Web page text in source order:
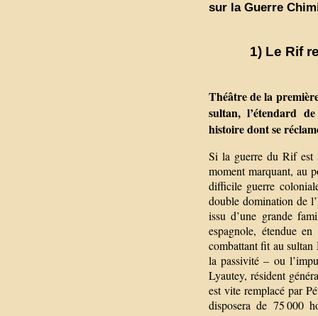
sur la Guerre
1) Le Rif
Théâtre de la
sultan, l’étendard
histoire dont se
Si la guerre du Rif est
moment marquant, au
difficile guerre
double domination de
issu d’une grande
espagnole, étendue
combattant fit au sultan
la passivité – ou
Lyautey, résident
est vite remplacé par
disposera de 75 000